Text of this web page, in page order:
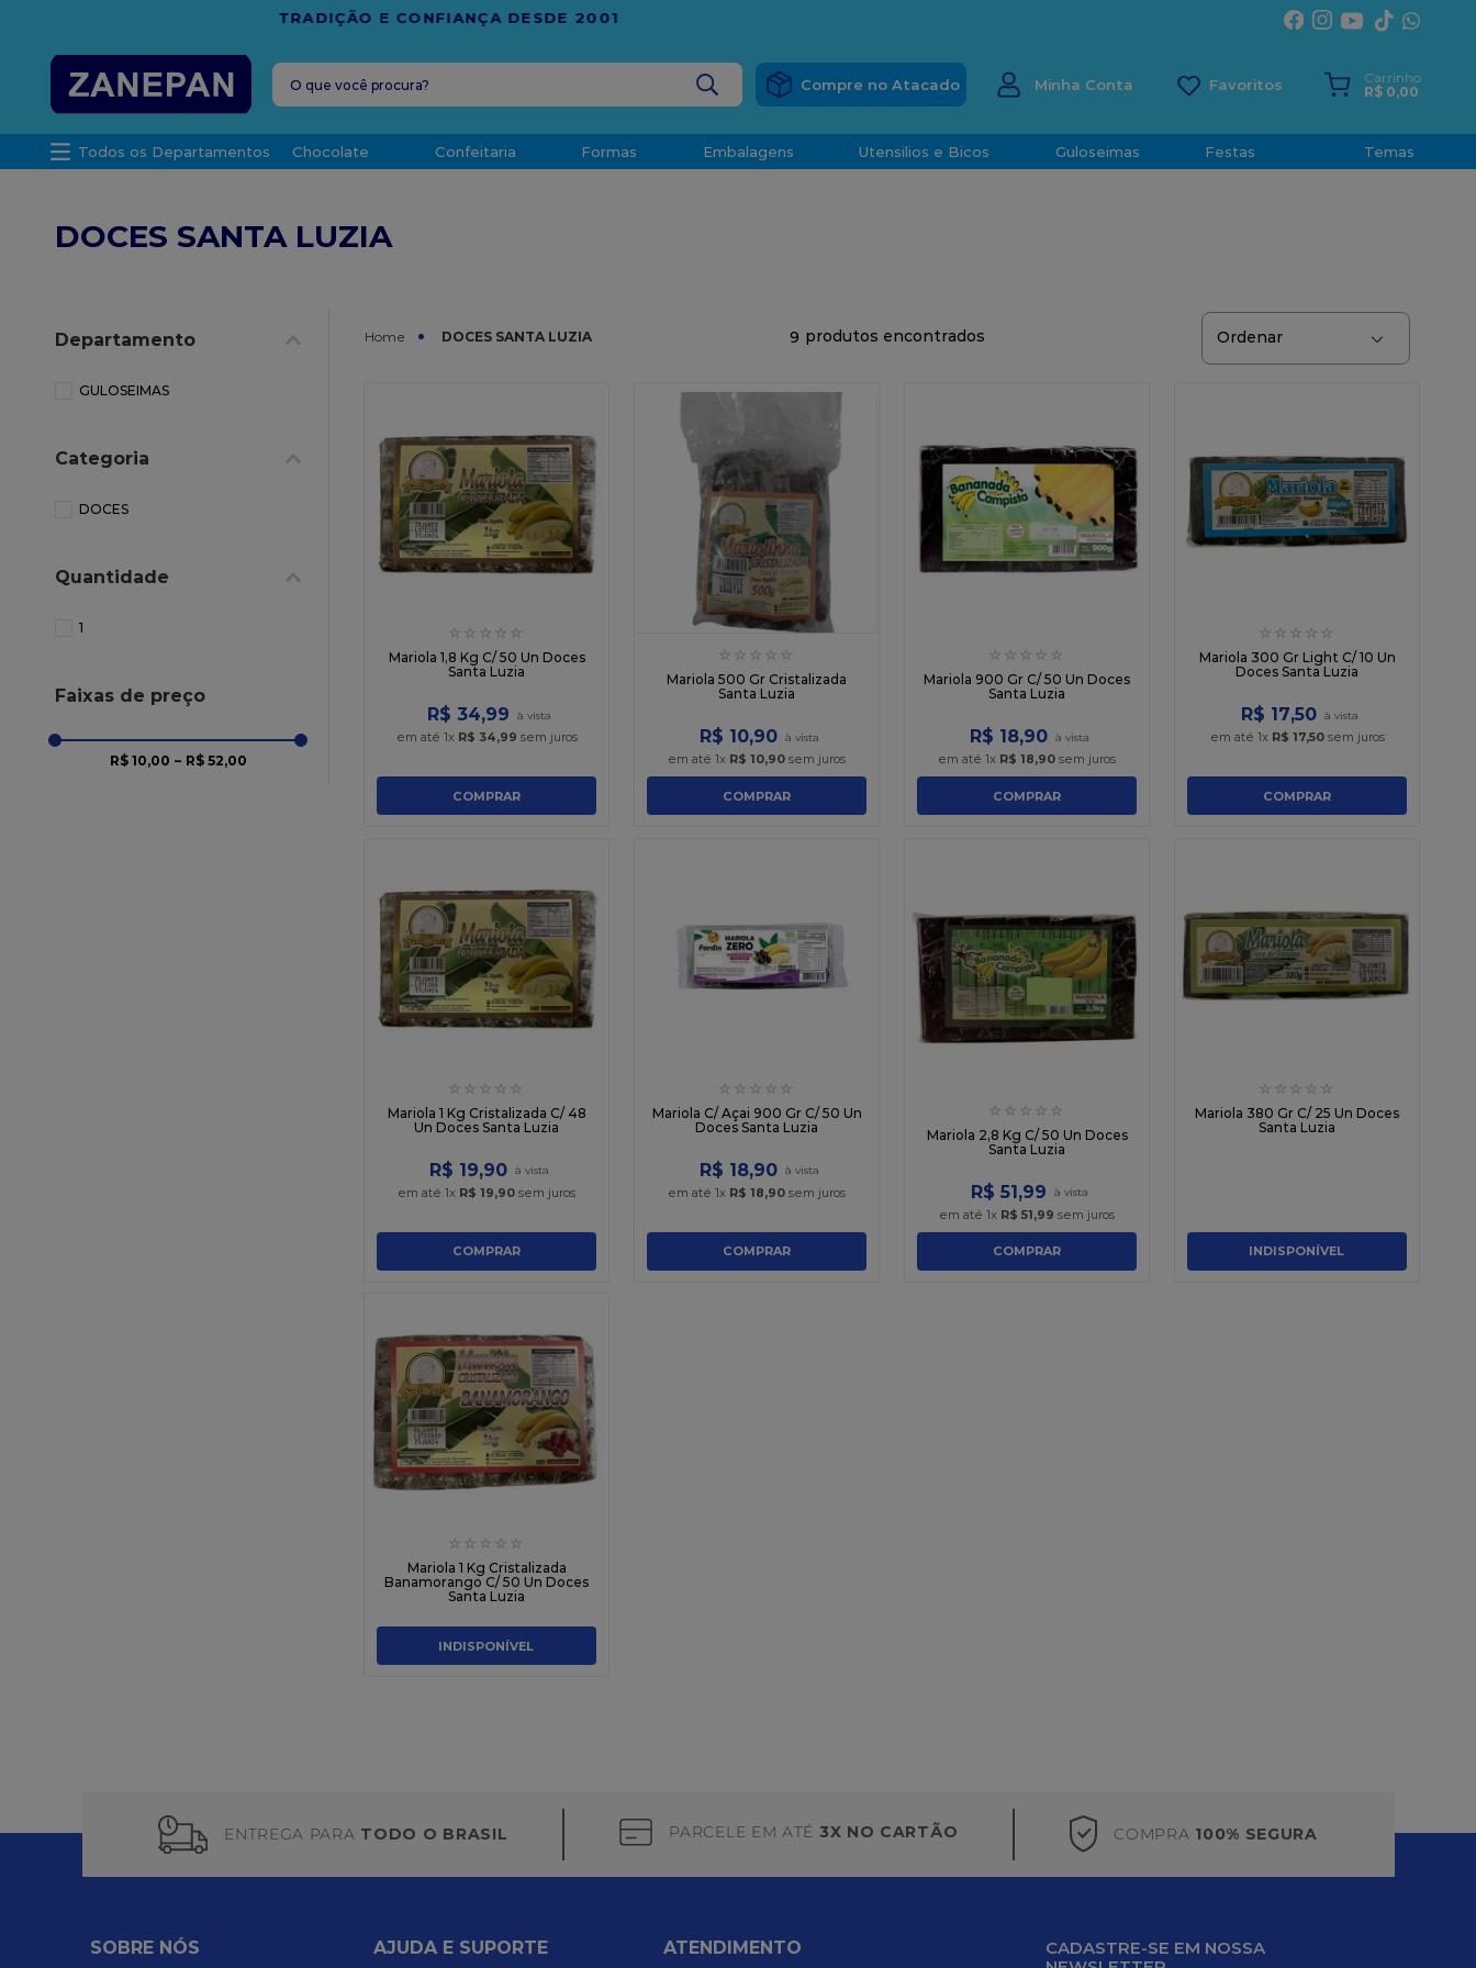
FRETE GRÁTISEM COMPRAS ACIMA DE R$ 1.000,00 PARA O ESPÍRITO SANTO
O que você procura?
Minha Conta
Carrinho
R$ 0,00
Todos os Departamentos Chocolate Confeitaria Formas Embalagens Utensilios e Bicos Guloseimas Festas Temas
DOCES SANTA LUZIA
Departamento
GULOSEIMAS
Categoria
DOCES
Quantidade
1
Faixas de preço
R$ 10,00 – R$ 52,00
DOCES SANTA LUZIA 9
☆ ☆ ☆ ☆ ☆
Mariola 1,8 Kg C/ 50 Un Doces
Santa Luzia
R$ 34,99
em até 1x R$ 34,99 sem juros
COMPRAR
☆ ☆ ☆ ☆ ☆
Mariola 500 Gr Cristalizada
Santa Luzia
R$ 10,90
em até 1x R$ 10,90 sem juros
COMPRAR
☆ ☆ ☆ ☆ ☆
Mariola 900 Gr C/ 50 Un Doces
Santa Luzia
R$ 18,90
em até 1x R$ 18,90 sem juros
COMPRAR
☆ ☆ ☆ ☆ ☆
Mariola 300 Gr Light C/ 10 Un
Doces Santa Luzia
R$ 17,50
em até 1x R$ 17,50sem juros
COMPRAR
☆ ☆ ☆ ☆ ☆
Mariola 1 Kg Cristalizada C/ 48
Un Doces Santa Luzia
R$ 19,90
em até 1x R$ 19,90 sem juros
COMPRAR
☆ ☆ ☆ ☆ ☆
Mariola C/ Açai 900 Gr C/ 50 Un
Doces Santa Luzia
R$ 18,90
em até 1x R$ 18,90 sem juros
COMPRAR
☆ ☆ ☆ ☆ ☆
Mariola 2,8 Kg C/ 50 Un Doces
Santa Luzia
R$ 51,99
em até 1x R$ 51,99 sem juros
COMPRAR
☆ ☆ ☆ ☆ ☆
Mariola 380 Gr C/ 25 Un Doces
Santa Luzia
INDISPONÍVEL
☆ ☆ ☆ ☆ ☆
Mariola 1 Kg Cristalizada
Banamorango C/ 50 Un Doces
Santa Luzia
INDISPONÍVEL
ENTREGA PARA TODO O BRASIL PARCELE EM ATÉ 3X NO CARTÃO COMPRA 100% SEGURA
SOBRE NÓS AJUDA E SUPORTE ATENDIMENTO
CADASTRE-SE EM NOSSA
leite condensado
9
caixa kraft
10 º chocolate